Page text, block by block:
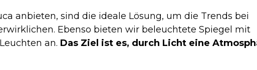
anbieten, sind die ideale Lösung, um die Trends bei
Ebenso bieten wir beleuchtete Spiegel mit
an. Das Ziel ist es, durch Licht eine